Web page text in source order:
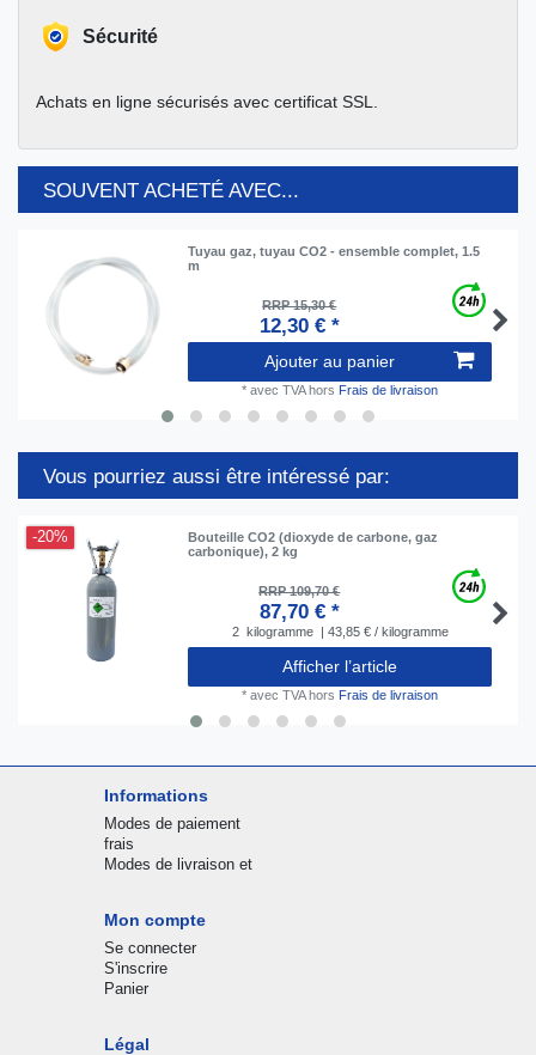
Sécurité
Achats en ligne sécurisés avec certificat SSL.
SOUVENT ACHETÉ AVEC...
Tuyau gaz, tuyau CO2 - ensemble complet, 1.5
m
RRP 15,30 €
12,30 € *
Ajouter au panier
* avec TVAhors Frais de livraison
Vous pourriez aussi être intéressé par:
-20%
Bouteille CO2 (dioxyde de carbone, gaz
carbonique), 2 kg
RRP 109,70 €
87,70 € *
2 kilogramme | 43,85 € / kilogramme
Afficher l’article
* avec TVAhors Frais de livraison
Informations
Modes de paiement
frais
Modes de livraison et
Mon compte
Se connecter
S'inscrire
Panier
Légal